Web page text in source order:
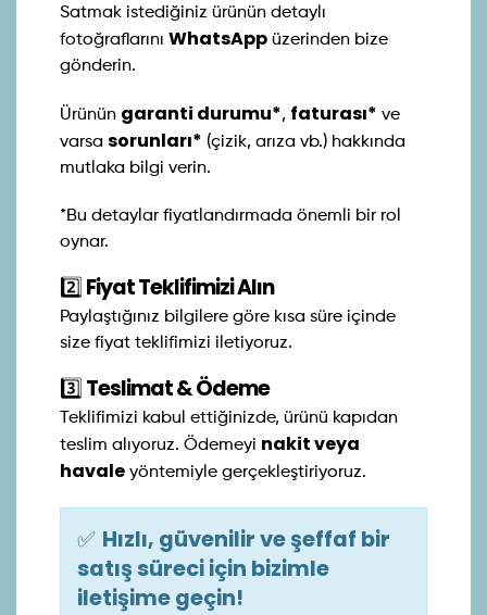
Satmak istediğiniz ürünün detaylı
fotoğraflarını WhatsApp üzerinden bize
gönderin.
Ürünün garanti durumu*, faturası* ve
varsa sorunları* (çizik, arıza vb.) hakkında
mutlaka bilgi verin.
*Bu detaylar fiyatlandırmada önemli bir rol
oynar.
2️⃣ Fiyat Teklifimizi Alın
Paylaştığınız bilgilere göre kısa süre içinde
size fiyat teklifimizi iletiyoruz.
3️⃣ Teslimat & Ödeme
Teklifimizi kabul ettiğinizde, ürünü kapıdan
teslim alıyoruz. Ödemeyi nakit veya
havale yöntemiyle gerçekleştiriyoruz.
✅ Hızlı, güvenilir ve şeffaf bir
satış süreci için bizimle
iletişime geçin!